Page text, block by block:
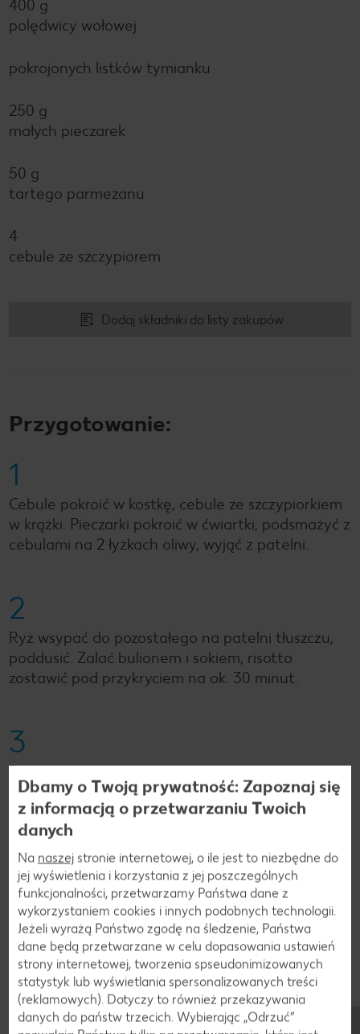
400 g
polędwicy wołowej
pokrojonych listków tymianku
250 g
małych pieczarek
50 g
tartego parmezanu
4
cebule ze szczypiorem
Dodaj składniki do listy zakupów
Przygotowanie:
1
Cebule pokroić w kostkę, cebule ze szczypiorkiem
w krążki. Pieczarki pokroić w ćwiartki, podsmażyć z
cebulami na 2 łyżkach oliwy, wyjąć z patelni.
2
Ryż wsypać do pozostałego na patelni tłuszczu,
poddusić. Zalać bulionem i sokiem, risotto
zostawić pod przykryciem na ok. 30 minut.
3
Pokrojoną w kostkę polędwicę nadziać na gałązki
rozmarynu, przyprawić. Pozostałą oliwę rozgrzać,
smażyć mięso przez 8-10 minut.
4
Do risotta dodać parmezan, sok z cytryny i
tymianek, doprawić do smaku.
Wróć
Dbamy o Twoją prywatność: Zapoznaj się
z informacją o przetwarzaniu Twoich
danych
Na naszej stronie internetowej, o ile jest to niezbędne do
jej wyświetlenia i korzystania z jej poszczególnych
funkcjonalności, przetwarzamy Państwa dane z
wykorzystaniem cookies i innych podobnych technologii.
Jeżeli wyrażą Państwo zgodę na śledzenie, Państwa
dane będą przetwarzane w celu dopasowania ustawień
strony internetowej, tworzenia spseudonimizowanych
statystyk lub wyświetlania spersonalizowanych treści
(reklamowych). Dotyczy to również przekazywania
danych do państw trzecich. Wybierając „Odrzuć“